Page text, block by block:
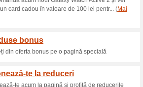
PRIMUL
Oferte-
DESPRE